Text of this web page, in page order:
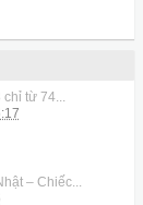
từ 74...
– Chiếc...